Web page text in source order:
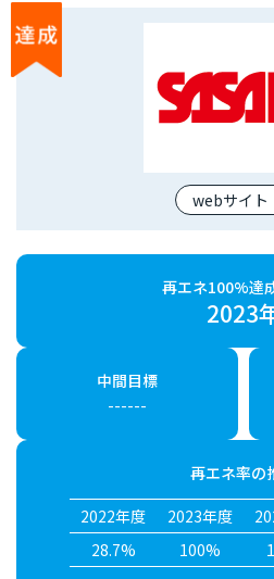
webサイト
再エネ100%達
2023
中間目標
------
再エネ率の
2022年度
2023年度
28.7%
100%